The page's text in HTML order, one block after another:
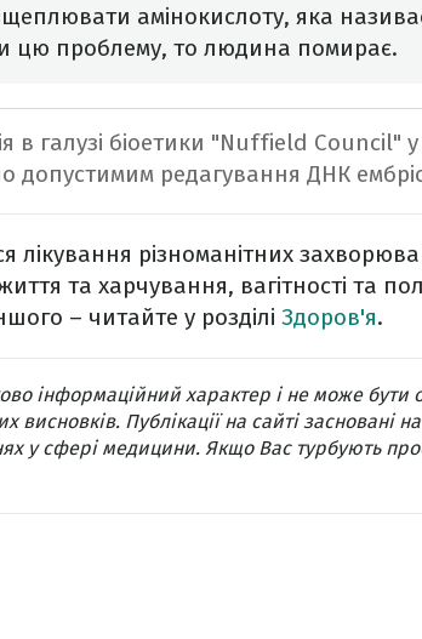
амінокислоту, яка
цю проблему, то людина помирає.
в галузі біоетики "Nuffield Council"
допустимим редагування ДНК
лікування різноманітних
та харчування, вагітності та
– читайте у розділі Здоров'я.
інформаційний характер і не може бути
Публікації на сайті засновані
у сфері медицини. Якщо Вас турбують